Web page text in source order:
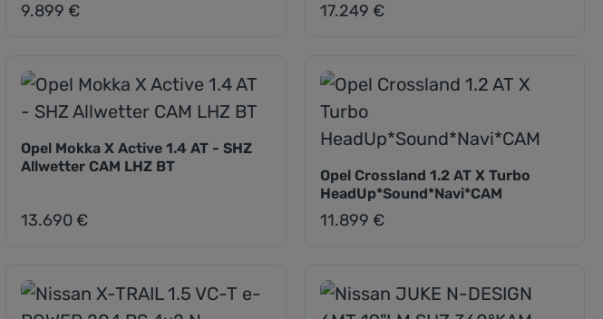
Regulärer Preis:
9.899 € Regulärer Preis:
17.249 €
Opel Mokka X Active 1.4 AT - SHZ
Allwetter CAM LHZ BT
Regulärer Preis:
13.690 €
Opel Crossland 1.2 AT X Turbo
HeadUp*Sound*Navi*CAM
Regulärer Preis:
11.899 €